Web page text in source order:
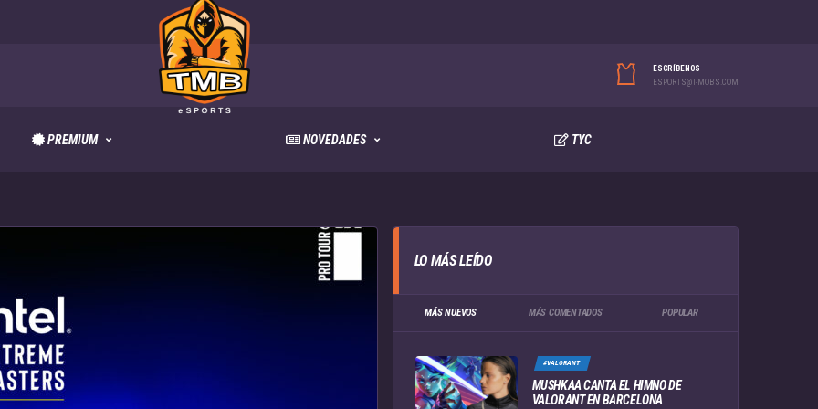
ESCRÍBENOS
ESPORTS@T-MOBS.COM
PREMIUM NOVEDADES TYC
LO MÁS LEÍDO
MÁS NUEVOS MÁS COMENTADOS POPULAR
#VALORANT
MUSHKAA CANTA EL HIMNO DE
VALORANT EN BARCELONA